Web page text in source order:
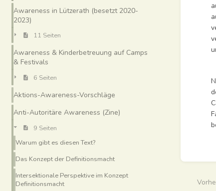
Awareness in Lützerath (besetzt 2020-
2023)
11 Seiten
Awareness & Kinderbetreuung auf Camps
& Festivals
6 Seiten
Aktions-Awareness-Vorschläge
Anti-Autoritäre Awareness (Zine)
9 Seiten
Warum gibt es diesen Text?
Das Konzept der Definitionsmacht
Intersektionale Perspektive im Konzept
Definitionsmacht